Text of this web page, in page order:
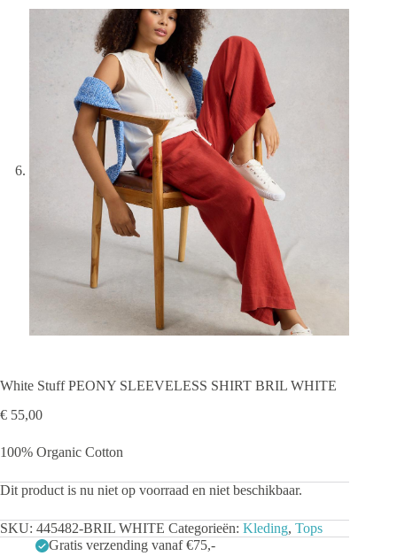
White Stuff PEONY SLEEVELESS SHIRT BRIL WHITE
€ 55,00
100% Organic Cotton
Dit product is nu niet op voorraad en niet beschikbaar.
SKU: 445482-BRIL WHITE Categorieën: Kleding, Tops
Gratis verzending vanaf €75,-